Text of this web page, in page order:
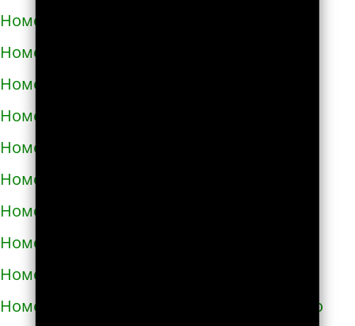
Номера телефонов такси в Ракитном
Номера телефонов такси в Рахове
Номера телефонов такси в Рени
Номера телефонов такси в Ровно
Номера телефонов такси в Ромнах
Номера телефонов такси в Самборе
Номера телефонов такси в Сарнах
Номера телефонов такси в Сваляве
Номера телефонов такси в Светловодске
Номера телефонов такси в Синельниково